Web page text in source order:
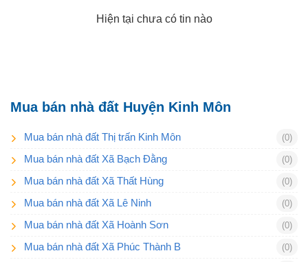
Hiện tại chưa có tin nào
Mua bán nhà đất Huyện Kinh Môn
Mua bán nhà đất Thị trấn Kinh Môn (0)
Mua bán nhà đất Xã Bạch Đằng (0)
Mua bán nhà đất Xã Thất Hùng (0)
Mua bán nhà đất Xã Lê Ninh (0)
Mua bán nhà đất Xã Hoành Sơn (0)
Mua bán nhà đất Xã Phúc Thành B (0)